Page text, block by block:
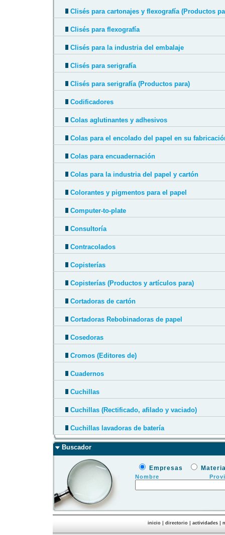
Clisés para cartonajes y flexografía (Productos
Clisés para flexografía
Clisés para la industria del embalaje
Clisés para serigrafía
Clisés para serigrafía (Productos para)
Codificadores
Colas aglutinantes y adhesivos
Colas para el encolado del papel en su
Colas para encuadernación
Colas para la industria del papel y cartón
Colorantes y pigmentos para el papel
Computer-to-plate
Consultoría
Contracolados
Copisterías
Copisterías (Productos y artículos para)
Cortadoras de cartón
Cortadoras Rebobinadoras de papel
Cosedoras
Cromos (Editores de)
Cuadernos
Cuchillas
Cuchillas (Rectificado, afilado y vaciado)
Cuchillas lavadoras de batería
Buscador
Empresas
Nombre
inicio| directorio| actividades|